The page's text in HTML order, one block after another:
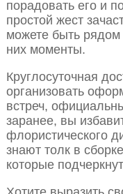
порадовать его и
простой жест
можете быть
них моменты.
Круглосуточная
организовать
встреч,
заранее, вы
флористического
знают толк в
которые